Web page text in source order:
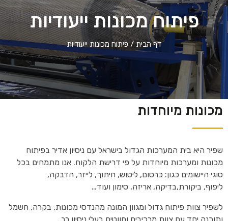
פיתוח מכונות ייעודיות
דף הבית/פיתוח מכונות ייעודיות
מכונות מיוחדות
שפיר היא בית המערכות הגדול בישראל עם ניסיון אדיר בפיתוח
מכונות ומערכות מיוחדות על פי דרישת הלקוח. אנו מתמחים בכל
סוגי היישומים כגון: כרסום, ליטוש, חיתוך, לייזר, הדבקה,
ליפוף, ביקורת,בדיקה, אריזה, סימון ועוד…
לשפיר צוות פיתוח גדול ומגוון המונה מהנדסי מכונות, בקרה, חשמל
ותוכנה יחד עם צוות מרכיבים וחווטים בעלי ניסיון רב.